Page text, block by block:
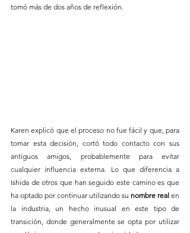
tomó más de dos años de reflexión.
Karen explicó que el proceso no fue fácil y que, para
tomar esta decisión, cortó todo contacto con sus
antiguos amigos, probablemente para evitar
cualquier influencia externa. Lo que diferencia a
Ishida de otros que han seguido este camino es que
ha optado por continuar utilizando su nombre real en
la industria, un hecho inusual en este tipo de
transición, donde generalmente se opta por utilizar